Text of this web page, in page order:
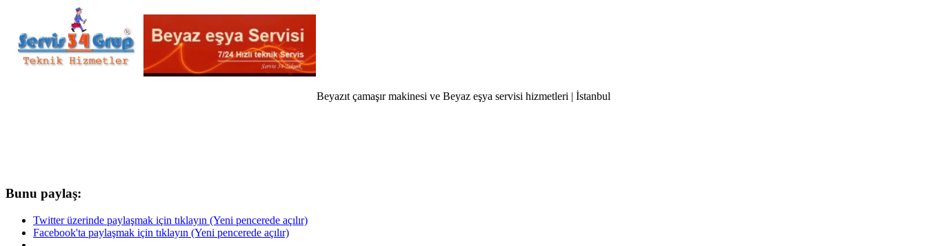
Beyazıt çamaşır makinesi ve Beyaz eşya servisi hizmetleri | İstanbul
Bunu paylaş:
Twitter üzerinde paylaşmak için tıklayın (Yeni pencerede açılır)
Facebook'ta paylaşmak için tıklayın (Yeni pencerede açılır)